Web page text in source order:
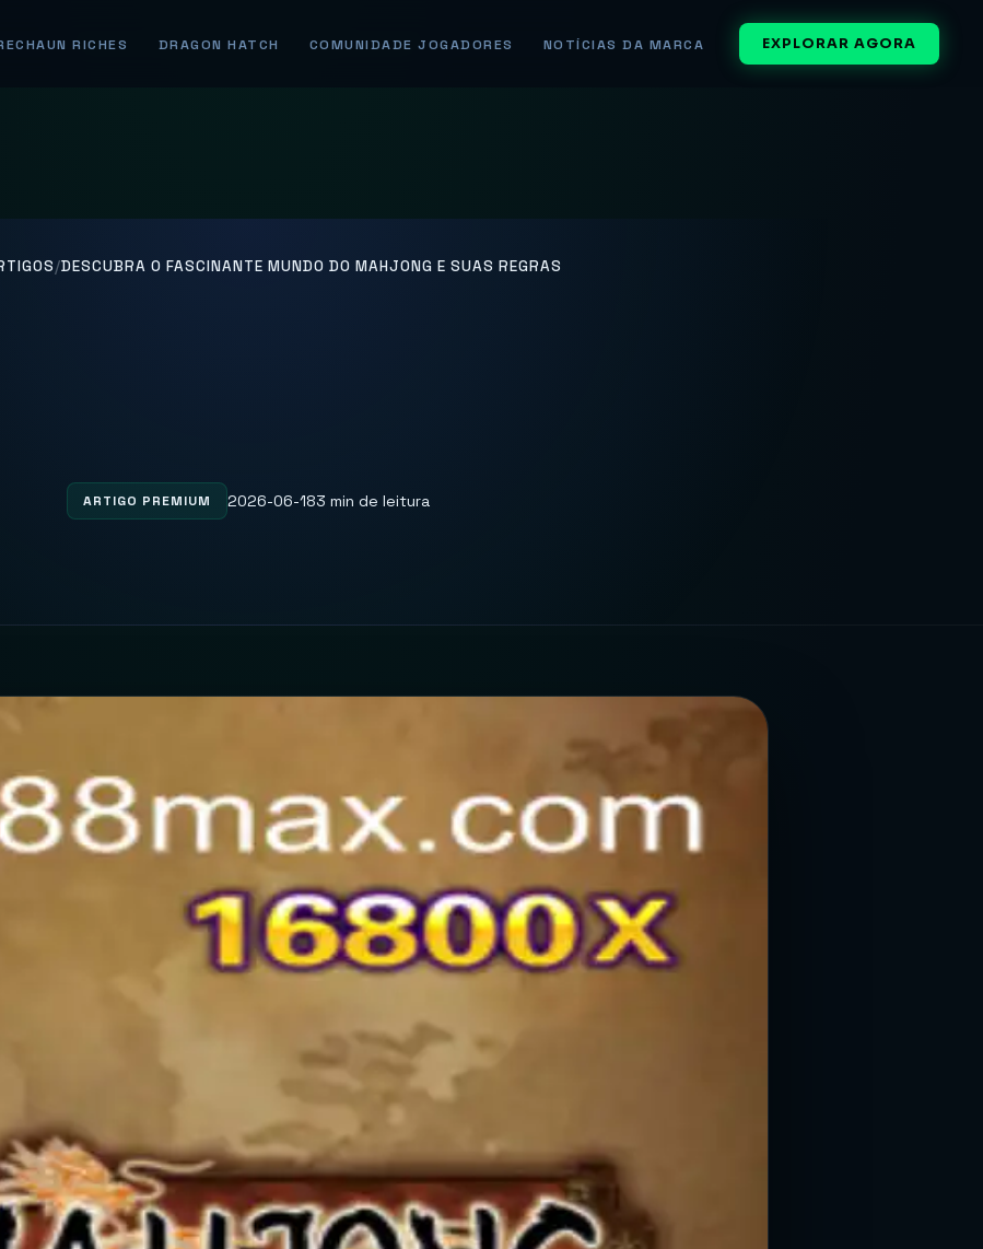
RICHES DRAGON HATCH COMUNIDADE JOGADORES NOTÍCIAS DA MARCA EXPLORAR AGORA
/DESCUBRA O FASCINANTE MUNDO DO MAHJONG E SUAS REGRAS
ARTIGO PREMIUM 2026-06-183 min de leitura